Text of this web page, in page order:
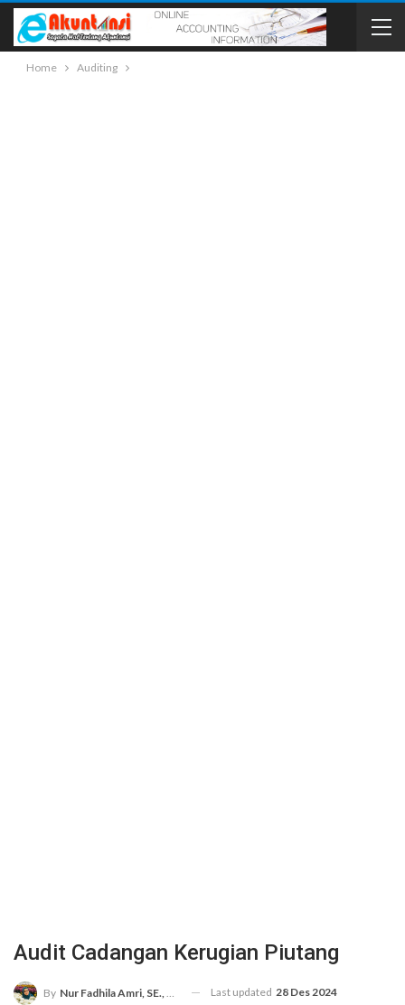
Home Auditing
Audit Cadangan Kerugian Piutang
By Nur Fadhila Amri, SE., Ak., M.Si Last updated 28 Des 2024